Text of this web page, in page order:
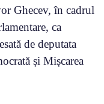
Ghecev, în cadrul
ca
de deputata
și Mișcarea